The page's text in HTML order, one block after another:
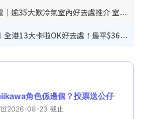
香港室內好去處｜逾35大歎冷氣室內好去處推介 室內活動免費避雨無懼落雨
唱K推介2026︱全港13大卡啦OK好去處！最平$36起 日文K都有！(附地址+收費詳情)